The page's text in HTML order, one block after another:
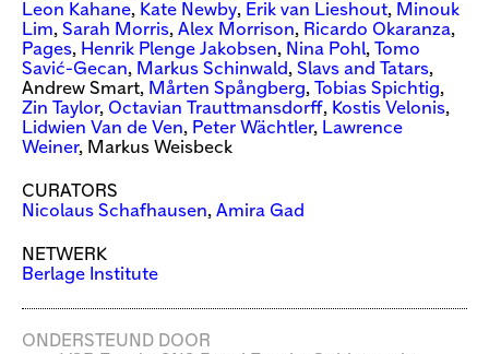
Leon Kahane, Kate Newby, Erik van Lieshout, Minouk
Lim, Sarah Morris, Alex Morrison, Ricardo Okaranza,
Pages, Henrik Plenge Jakobsen, Nina Pohl,
Tomo
Savić-Gecan, Markus Schinwald , Slavs and Tatars,
Andrew Smart, Mårten Spångberg, Tobias Spichtig,
Zin Taylor, Octavian Trauttmansdorff, Kostis Velonis,
Lidwien Van de Ven, Peter Wächtler, Lawrence
Weiner, Markus Weisbeck
CURATORS
Nicolaus Schafhausen, Amira Gad
NETWERK
Berlage Institute
ONDERSTEUND DOOR